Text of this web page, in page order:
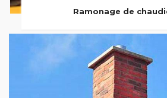
Ramonage de